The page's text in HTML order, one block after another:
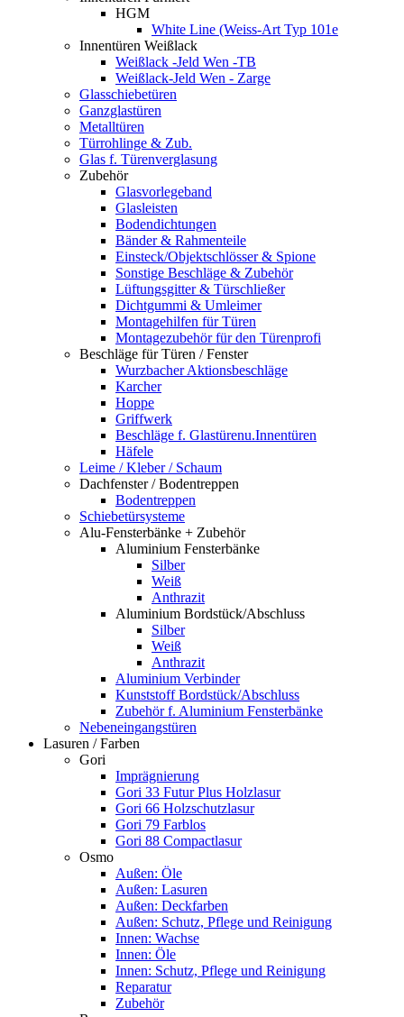
HGM
White Line (Weiss-Art Typ 101e
Innentüren Weißlack
Weißlack -Jeld Wen -TB
Weißlack-Jeld Wen - Zarge
Glasschiebetüren
Ganzglastüren
Metalltüren
Türrohlinge & Zub.
Glas f. Türenverglasung
Zubehör
Glasvorlegeband
Glasleisten
Bodendichtungen
Bänder & Rahmenteile
Einsteck/Objektschlösser & Spione
Sonstige Beschläge & Zubehör
Lüftungsgitter & Türschließer
Dichtgummi & Umleimer
Montagehilfen für Türen
Montagezubehör für den Türenprofi
Beschläge für Türen / Fenster
Wurzbacher Aktionsbeschläge
Karcher
Hoppe
Griffwerk
Beschläge f. Glastürenu.Innentüren
Häfele
Leime / Kleber / Schaum
Dachfenster / Bodentreppen
Bodentreppen
Schiebetürsysteme
Alu-Fensterbänke + Zubehör
Aluminium Fensterbänke
Silber
Weiß
Anthrazit
Aluminium Bordstück/Abschluss
Silber
Weiß
Anthrazit
Aluminium Verbinder
Kunststoff Bordstück/Abschluss
Zubehör f. Aluminium Fensterbänke
Nebeneingangstüren
Lasuren / Farben
Gori
Imprägnierung
Gori 33 Futur Plus Holzlasur
Gori 66 Holzschutzlasur
Gori 79 Farblos
Gori 88 Compactlasur
Osmo
Außen: Öle
Außen: Lasuren
Außen: Deckfarben
Außen: Schutz, Pflege und Reinigung
Innen: Wachse
Innen: Öle
Innen: Schutz, Pflege und Reinigung
Reparatur
Zubehör